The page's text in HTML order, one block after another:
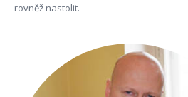
rovněž nastolit.